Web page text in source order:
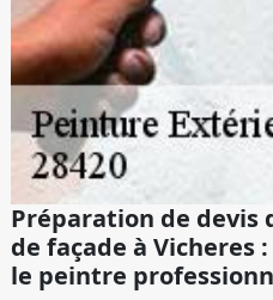
Préparation de devis
de façade à Vicheres
le peintre